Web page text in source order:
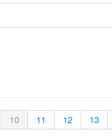
10 11 12 13